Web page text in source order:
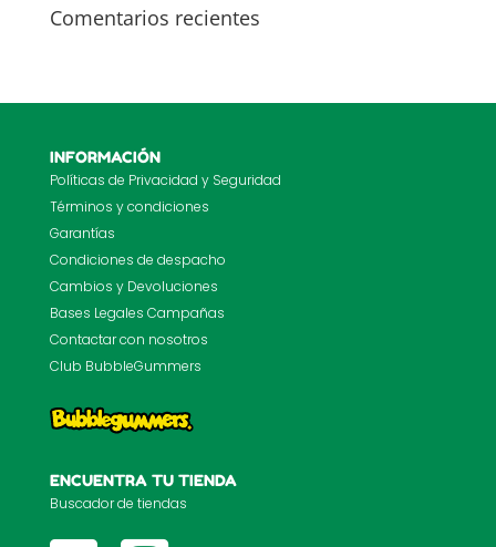
Comentarios recientes
INFORMACIÓN
Políticas de Privacidad y Seguridad
Términos y condiciones
Garantías
Condiciones de despacho
Cambios y Devoluciones
Bases Legales Campañas
Contactar con nosotros
Club BubbleGummers
ENCUENTRA TU TIENDA
Buscador de tiendas